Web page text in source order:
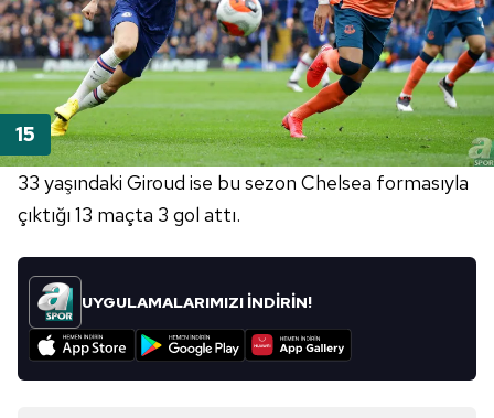
33 yaşındaki Giroud ise bu sezon Chelsea formasıyla
çıktığı 13 maçta 3 gol attı.
UYGULAMALARIMIZI İNDİRİN!